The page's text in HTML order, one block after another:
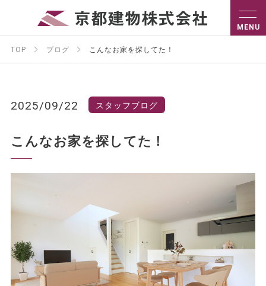
TOP ブログ こんなお家を探してた！
2025/09/22 スタッフブログ
こんなお家を探してた！